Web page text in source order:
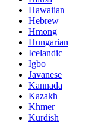
Hawaiian
Hebrew
Hmong
Hungarian
Icelandic
Igbo
Javanese
Kannada
Kazakh
Khmer
Kurdish